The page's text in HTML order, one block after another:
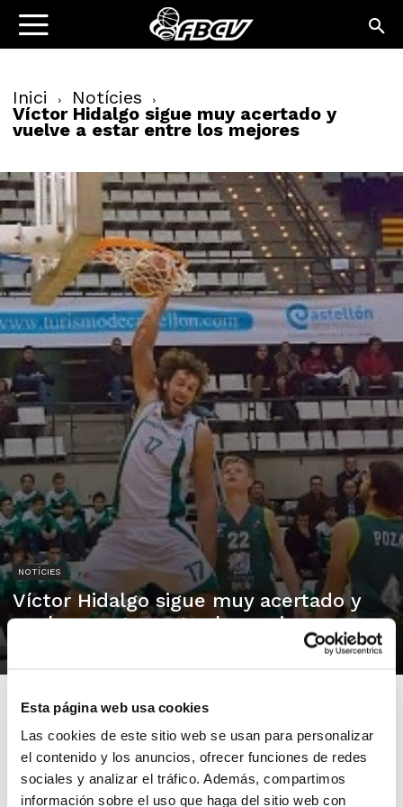
Esta página web usa cookies
Las cookies de este sitio web se usan para personalizar
el contenido y los anuncios, ofrecer funciones de redes
sociales y analizar el tráfico. Además, compartimos
información sobre el uso que haga del sitio web con
Inici Notícies
Víctor Hidalgo sigue muy acertado y
vuelve a estar entre los mejores
NOTÍCIES
Víctor Hidalgo sigue muy acertado y
vuelve a estar entre los mejores
Amics Castelló está rehaciéndose de los resultados de
la primera vuelta de la competición gracias a la